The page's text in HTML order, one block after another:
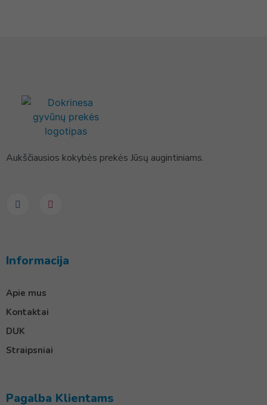
Aukščiausios kokybės prekės Jūsų augintiniams.
Informacija
Apie mus
Kontaktai
DUK
Straipsniai
Pagalba Klientams